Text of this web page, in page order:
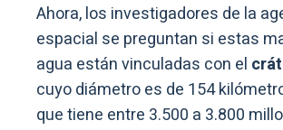
Ahora, los investigadores de la
espacial se preguntan si estas
agua están vinculadas con el
cuyo diámetro es de 154
que tiene entre 3.500 a 3.800